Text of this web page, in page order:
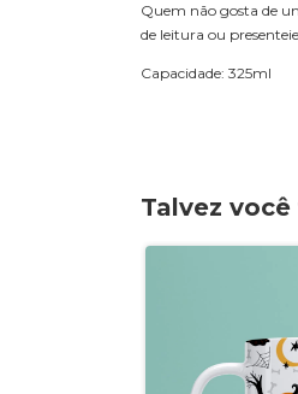
Quem não gosta de
de leitura ou
Capacidade: 325ml
Talvez